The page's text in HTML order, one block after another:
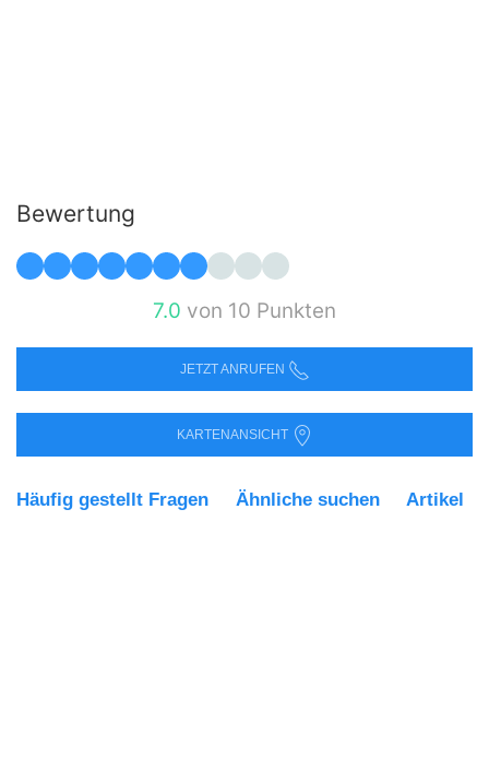
Bewertung
7.0 von 10 Punkten
JETZT ANRUFEN
KARTENANSICHT
Häufig gestellt Fragen Ähnliche suchen Artikel